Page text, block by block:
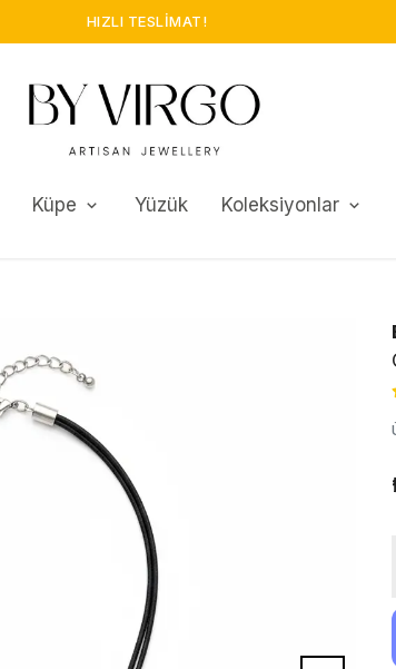
HIZLI TESLIMAT!
Küpe Yüzük Koleksiyonlar